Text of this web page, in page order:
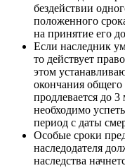
бездействии
положенного
на принятие его
Если наследник
то действует
этом
окончания общего
продлевается до
необходимо
период с даты
Особые сроки
наследодателя
наследства